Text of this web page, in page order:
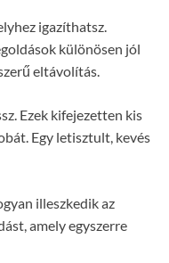
igazíthatsz.
különösen jól
eltávolítás.
Ezek kifejezetten kis
Egy letisztult, kevés
illeszkedik az
amely egyszerre